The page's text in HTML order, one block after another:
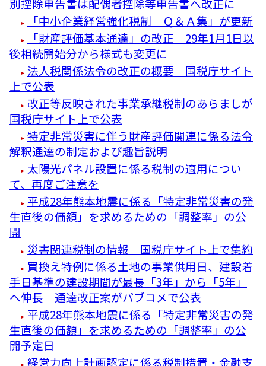
「中小企業経営強化税制 Ｑ＆Ａ集」が更新
「財産評価基本通達」の改正 29年1月1日以
後相続開始分から様式も変更に
法人税関係法令の改正の概要 国税庁サイト
上で公表
改正等反映された事業承継税制のあらましが
国税庁サイト上で公表
特定非常災害に伴う財産評価関連に係る法令
解釈通達の制定および趣旨説明
太陽光パネル設置に係る税制の適用につい
て、再度ご注意を
平成28年熊本地震に係る「特定非常災害の発
生直後の価額」を求めるための「調整率」の公
開
災害関連税制の情報 国税庁サイト上で集約
買換え特例に係る土地の事業供用日、建設着
手日基準の建設期間が最長「3年」から「5年」
へ伸長 通達改正案がパブコメで公表
平成28年熊本地震に係る「特定非常災害の発
生直後の価額」を求めるための「調整率」の公
開予定日
経営力向上計画認定に係る税制措置・金融支